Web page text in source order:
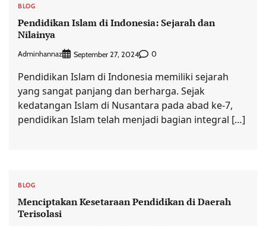
BLOG
Pendidikan Islam di Indonesia: Sejarah dan
Nilainya
Adminhannaz September 27, 2024 0
Pendidikan Islam di Indonesia memiliki sejarah
yang sangat panjang dan berharga. Sejak
kedatangan Islam di Nusantara pada abad ke-7,
pendidikan Islam telah menjadi bagian integral […]
BLOG
Menciptakan Kesetaraan Pendidikan di Daerah
Terisolasi